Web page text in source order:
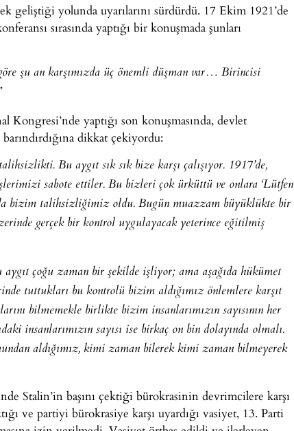
geliştiği yolunda uyarılarını sürdürdü. 17 Ekim 1921’de
sırasında yaptığı bir konuşmada şunları
şu an karşımızda üç önemli düşman var… Birincisi
yaptığı son konuşmasında, devlet
dikkat çekiyordu:
Bu aygıt sık sık bize karşı çalışıyor. 1917’de,
sabote ettiler. Bu bizleri çok ürküttü ve onlara ‘Lütfen
bizim talihsizliğimiz oldu. Bugün muazzam büyüklükte bir
gerçek bir kontrol uygulayacak yeterince eğitilmiş
çoğu zaman bir şekilde işliyor; ama aşağıda hükümet
tuttukları bu kontrolü bizim aldığımız önlemlere karşıt
bilmemekle birlikte bizim insanlarımızın sayısının her
insanlarımızın sayısı ise birkaç on bin dolayında olmalı.
aldığımız, kimi zaman bilerek kimi zaman bilmeyerek
Stalin’in başını çektiği bürokrasinin devrimcilere karşı
ve partiyi bürokrasiye karşı uyardığı vasiyet, 13. Parti